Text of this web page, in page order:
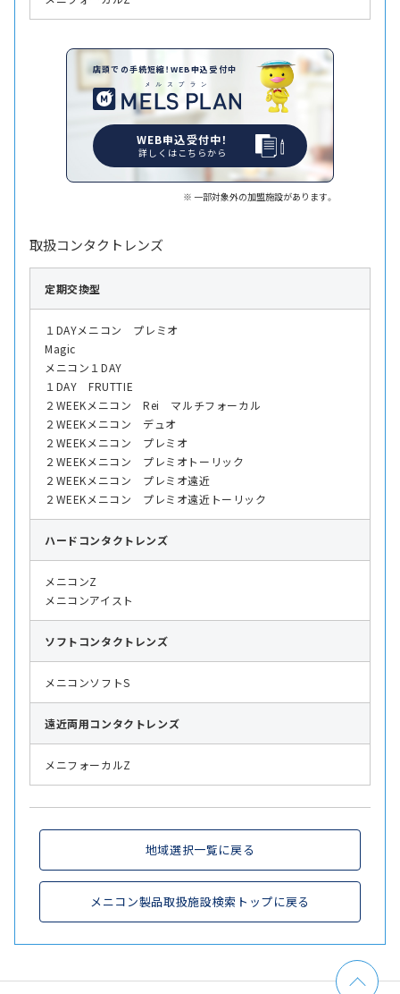
店頭での手続短縮！WEB申込受付中
WEB申込受付中！
詳しくはこちらから
一部対象外の加盟施設があります。
取扱コンタクトレンズ
定期交換型
１DAYメニコン プレミオ
Magic
メニコン１DAY
１DAY FRUTTIE
２WEEKメニコン Rei マルチフォーカル
２WEEKメニコン デュオ
２WEEKメニコン プレミオ
２WEEKメニコン プレミオトーリック
２WEEKメニコン プレミオ遠近
２WEEKメニコン プレミオ遠近トーリック
ハード コンタクトレンズ
メニコンZ
メニコンアイスト
ソフト コンタクトレンズ
メニコンソフトS
遠近両用コンタクトレンズ
メニフォーカルZ
地域選択一覧に戻る
メニコン製品取扱施設検索トップに戻る